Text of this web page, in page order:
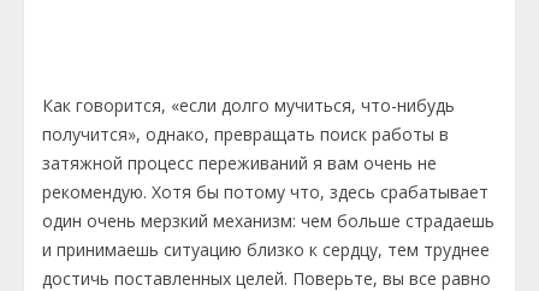
Как говорится, «если долго мучиться, что-нибудь
получится», однако, превращать поиск работы в
затяжной процесс переживаний я вам очень не
рекомендую. Хотя бы потому что, здесь срабатывает
один очень мерзкий механизм: чем больше страдаешь
и принимаешь ситуацию близко к сердцу, тем труднее
достичь поставленных целей. Поверьте, вы все равно